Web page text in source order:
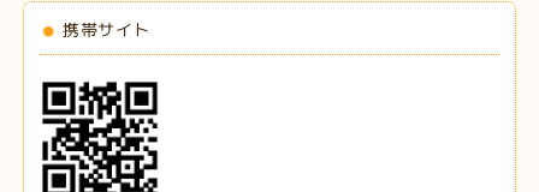
携帯サイト